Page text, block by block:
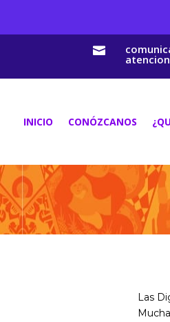

INICIO CONÓZCANOS
Las